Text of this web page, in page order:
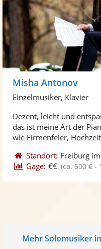
Misha Antonov
Einzelmusiker, Klavier
Dezent, leicht und
das ist meine Art der
wie Firmenfeier,
Standort: Freiburg
Gage: €€ (ca. 500 €
Mehr Solomusiker